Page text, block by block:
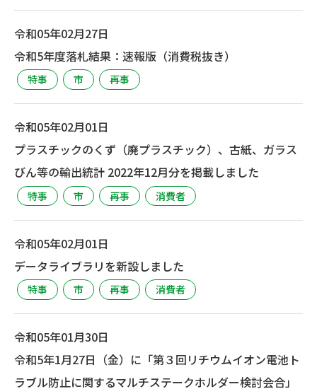
令和05年02月27日
令和5年度落札結果：速報版（消費税抜き）
特事 市 再事
令和05年02月01日
プラスチックのくず（廃プラスチック）、古紙、ガラス
びん等の輸出統計 2022年12月分を掲載しました
特事 市 再事 消費者
令和05年02月01日
データライブラリを新設しました
特事 市 再事 消費者
令和05年01月30日
令和5年1月27日（金）に「第３回リチウムイオン電池ト
ラブル防止に関するマルチステークホルダー検討会合」